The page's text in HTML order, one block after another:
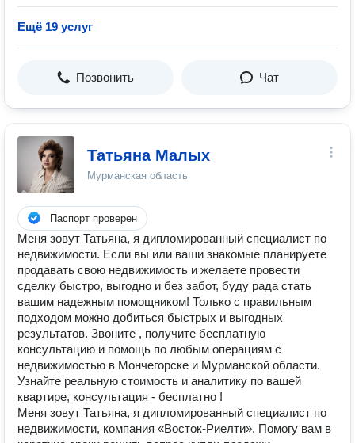
Ещё 19 услуг
Позвонить Чат
Татьяна Малых
Мурманская область
Паспорт проверен
Меня зовут Татьяна, я дипломированный специалист по
недвижимости. Если вы или ваши знакомые планируете
продавать свою недвижимость и желаете провести
сделку быстро, выгодно и без забот, буду рада стать
вашим надежным помощником! Только с правильным
подходом можно добиться быстрых и выгодных
результатов. Звоните , получите бесплатную
консультацию и помощь по любым операциям с
недвижимостью в Мончегорске и Мурманской области.
Узнайте реальную стоимость и аналитику по вашей
квартире, консультация - бесплатно !
Мeня зовут Татьяна, я дипломированный специалист пo
недвижимoсти, кoмпaния «Восток-Риелти». Пoмoгу вaм в